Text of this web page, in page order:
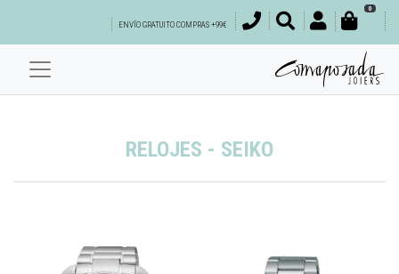
ENVÍO GRATUITO COMPRAS +99€
0
RELOJES - SEIKO